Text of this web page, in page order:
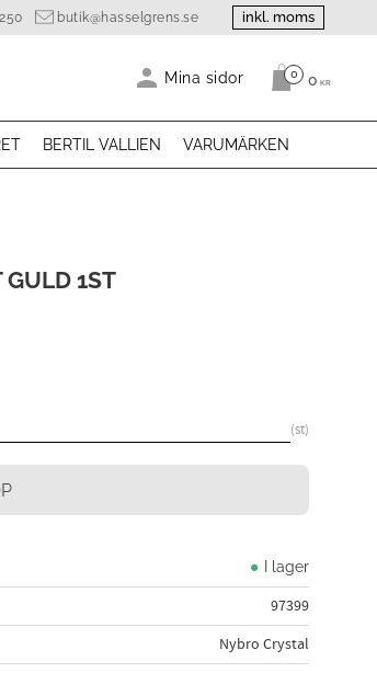
butik@hasselgrens.se inkl. moms
Mina sidor Antal
0 0 KR
BERTIL VALLIEN VARUMÄRKEN
1ST
st
I lager
97399
Nybro Crystal